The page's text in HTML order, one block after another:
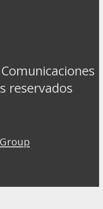
reservados